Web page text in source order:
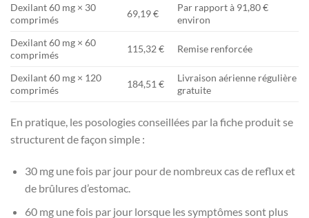
Dexilant 60 mg × 30
comprimés
69,19 €
Par rapport à 91,80 €
environ
Dexilant 60 mg × 60
comprimés
115,32 € Remise renforcée
Dexilant 60 mg × 120
comprimés
184,51 €
Livraison aérienne régulière
gratuite
En pratique, les posologies conseillées par la fiche produit se
structurent de façon simple :
30 mg une fois par jour pour de nombreux cas de reflux et
de brûlures d’estomac.
60 mg une fois par jour lorsque les symptômes sont plus